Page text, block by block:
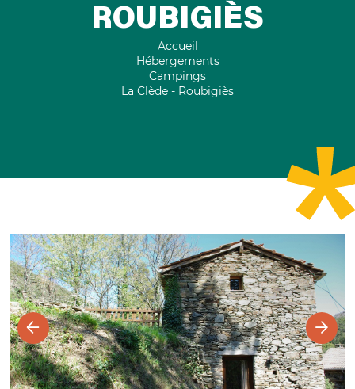
ROUBIGIÈS
Accueil
Hébergements
Campings
La Clède - Roubigiès